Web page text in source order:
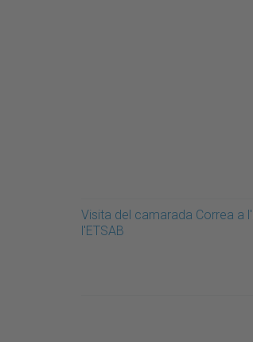
Visita del camarada Correa a
l'ETSAB